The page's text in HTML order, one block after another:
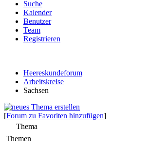
Suche
Kalender
Benutzer
Team
Registrieren
Heereskundeforum
Arbeitskreise
Sachsen
[Forum zu Favoriten hinzufügen]
Thema
Themen